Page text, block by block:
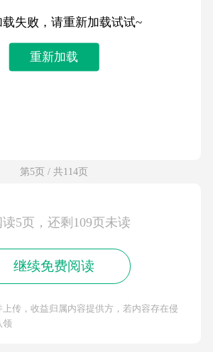
失败，请重新加载试试~
重新加载
第5页 / 共114页
读5页，还剩109页未读
继续免费阅读
传，收益归属内容提供方，若内容存在侵
领